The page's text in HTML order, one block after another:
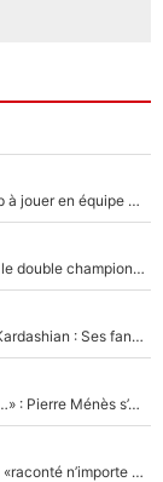
Un joueur snobé par Didier Deschamps à un gros coup à jouer en équipe de France : Zinedine Zidane a trouvé son numéro 9 ?
Le PSG veut s'offrir une pépite de 16 ans : Déterminé, le double champion d'Europe en titre est prêt à lâcher 40M€ pour celui que l'on compare déjà à Vinicius Jr !
Lewis Hamilton poste de nouvelles photos avec Kim Kardashian : Ses fans le voient déjà redevenir champion du monde de F1 grâce à elle !
«Un très mauvais choix pour le PSG, je n’en peux plus…» : Pierre Ménès s’est complètement trompé avec Luis Enrique et ces déclarations le prouvent !
«Je m’en veux terriblement» : Le jour où Daniel Riolo a «raconté n’importe quoi» dans l'After Foot !